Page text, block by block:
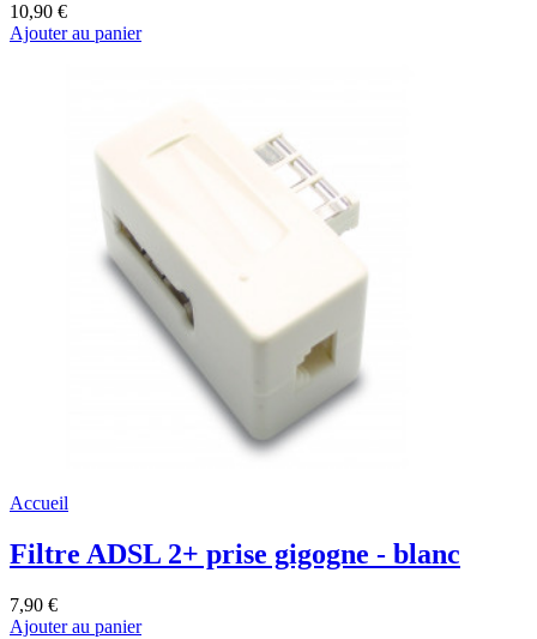
10,90 €
Ajouter au panier
Accueil
Filtre ADSL 2+ prise gigogne - blanc
7,90 €
Ajouter au panier